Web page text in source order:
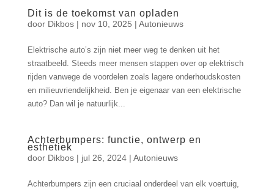
Dit is de toekomst van opladen
door Dikbos| nov 10, 2025 | Autonieuws
Elektrische auto’s zijn niet meer weg te denken uit het
straatbeeld. Steeds meer mensen stappen over op elektrisch
rijden vanwege de voordelen zoals lagere onderhoudskosten
en milieuvriendelijkheid. Ben je eigenaar van een elektrische
auto? Dan wil je natuurlijk...
Achterbumpers: functie, ontwerp en
esthetiek
door Dikbos| jul 26, 2024| Autonieuws
Achterbumpers zijn een cruciaal onderdeel van elk voertuig,